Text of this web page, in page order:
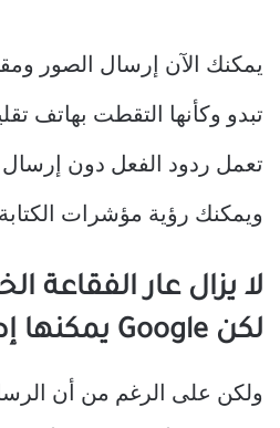
يمكنك الآن إرسال الصور
تبدو وكأنها التقطت بهاتف
تعمل ردود الفعل دون إرسال
ويمكنك رؤية مؤشرات
لا يزال عار الفقاعة
لكن Google يمكنها إصلاح ذلك